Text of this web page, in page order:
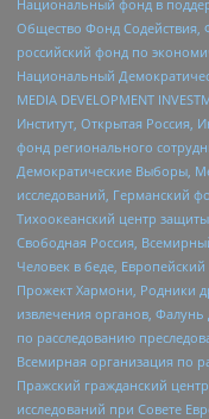
Национальный фонд в
Общество Фонд Содействия,
российский фонд по
Национальный
MEDIA DEVELOPMENT
Институт, Открытая Россия,
фонд регионального
Демократические Выборы,
исследований, Германский
Тихоокеанский центр
Свободная Россия,
Человек в беде,
Прожект Хармони, Родники
извлечения органов,
по расследованию
Всемирная организация по
Пражский гражданский
исследований при Совете